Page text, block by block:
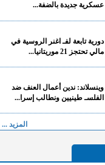
عسكرية جديدة بالضفة...
دورية تابعة لفـ اغنر الروسية في
مالي تحتجز 21 موريتانيا...
وينسلاند: ندين أعمال العنف ضد
الفلسـ طينيين ونطالب إسرا...
المزيد ...